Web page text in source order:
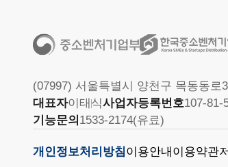
(07997) 서울특별시 양천구 목동동로
대표자이태식사업자등록번호107-81-
기능문의 1533-2174(유료)
개인정보처리방침이용안내이용약관